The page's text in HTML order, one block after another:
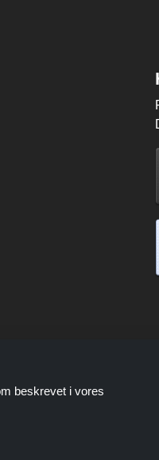
beskrevet i vores